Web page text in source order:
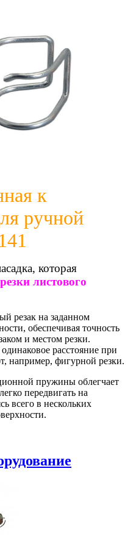
к
ручной
которая
листового
резак на заданном
обеспечивая точность
и местом резки.
расстояние при
например, фигурной резки.
пружины облегчает
передвигать на
всего в нескольких